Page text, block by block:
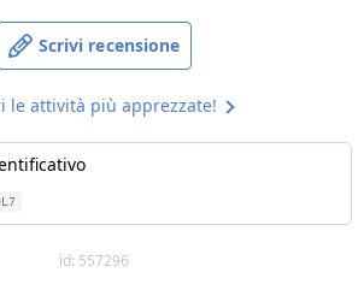
Scrivi recensione
le attività più apprezzate!
id: 557296